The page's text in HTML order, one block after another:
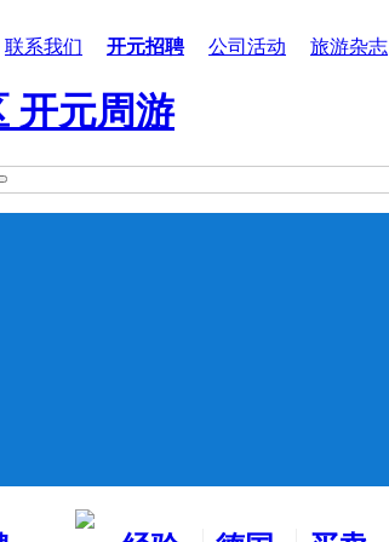
联系我们 开元招聘 公司活动 旅游杂志
开元周游